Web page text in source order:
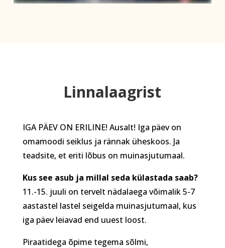
Linnalaagrist
IGA PÄEV ON ERILINE! Ausalt! Iga päev on
omamoodi seiklus ja rännak üheskoos. Ja
teadsite, et eriti lõbus on muinasjutumaal.
Kus see asub ja millal seda külastada saab?
11.-15. juuli on tervelt nädalaega võimalik 5-7
aastastel lastel seigelda muinasjutumaal, kus
iga päev leiavad end uuest loost.
Piraatidega õpime tegema sõlmi,